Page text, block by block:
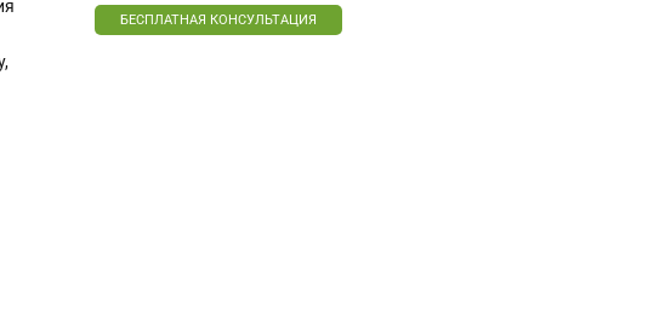
БЕСПЛАТНАЯ КОНСУЛЬТАЦИЯ